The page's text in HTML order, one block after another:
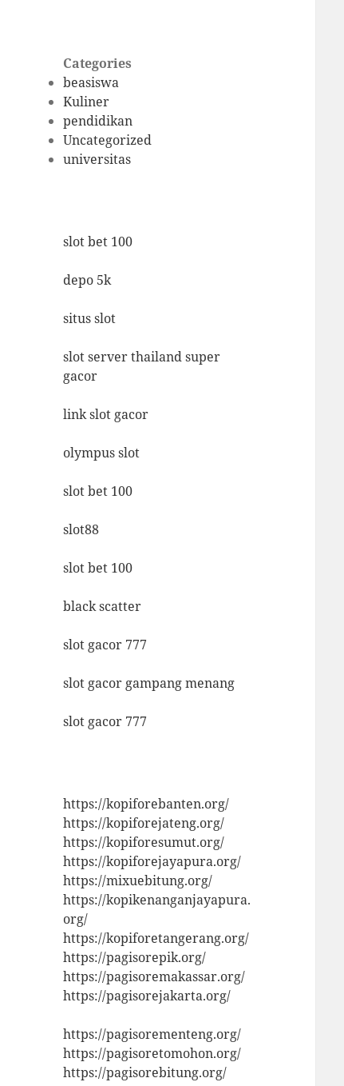
Categories
beasiswa
Kuliner
pendidikan
Uncategorized
universitas
slot bet 100
depo 5k
situs slot
slot server thailand super
gacor
link slot gacor
olympus slot
slot bet 100
slot88
slot bet 100
black scatter
slot gacor 777
slot gacor gampang menang
slot gacor 777
https://kopiforebanten.org/
https://kopiforejateng.org/
https://kopiforesumut.org/
https://kopiforejayapura.org/
https://mixuebitung.org/
https://kopikenanganjayapura.
org/
https://kopiforetangerang.org/
https://pagisorepik.org/
https://pagisoremakassar.org/
https://pagisorejakarta.org/
https://pagisorementeng.org/
https://pagisoretomohon.org/
https://pagisorebitung.org/